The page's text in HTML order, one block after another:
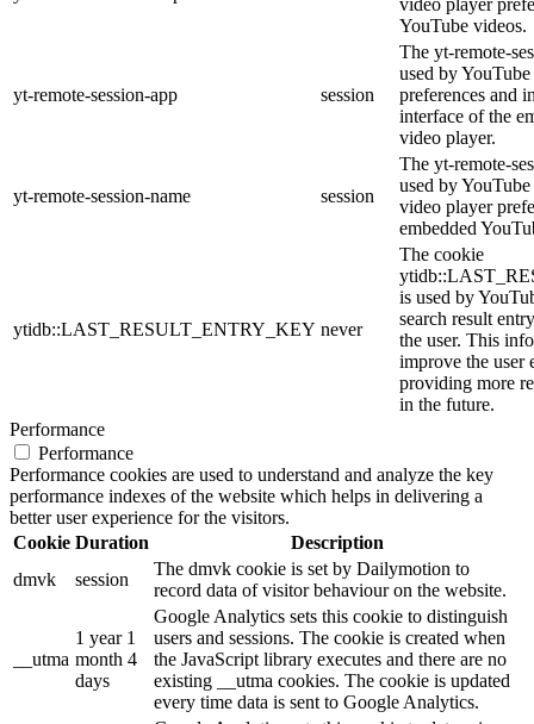
video player
YouTube videos.
yt-remote-session-app session
The yt-remote-
used by
preferences and
interface of the
video player.
yt-remote-session-name session
The yt-remote-
used by
video player
embedded
ytidb::LAST_RESULT_ENTRY_KEY never
The cookie
is used by
search result
the user. This
improve the user
providing more
in the future.
Performance
Performance
Performance cookies are used to understand and analyze the key
performance indexes of the website which helps in delivering a
better user experience for the visitors.
Cookie Duration
Description
dmvk
session
The dmvk cookie is set by Dailymotion to
record data of visitor behaviour on the website.
__utma
1 year 1
month 4
days
Google Analytics sets this cookie to distinguish
users and sessions. The cookie is created when
the JavaScript library executes and there are no
existing __utma cookies. The cookie is updated
every time data is sent to Google Analytics.